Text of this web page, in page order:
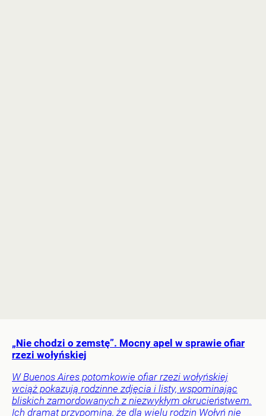
„Nie chodzi o zemstę”. Mocny apel w sprawie ofiar
rzezi wołyńskiej
W Buenos Aires potomkowie ofiar rzezi wołyńskiej
wciąż pokazują rodzinne zdjęcia i listy, wspominając
bliskich zamordowanych z niezwykłym okrucieństwem.
Ich dramat przypomina, że dla wielu rodzin Wołyń nie